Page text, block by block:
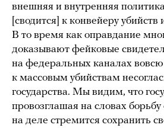
внешняя и внутренняя политика
[сводится] к конвейеру убийств
В то время как оправдание
доказывают фейковые
на федеральных каналах
к массовым убийствам
государства. Мы видим, что
провозглашая на словах
на деле стремится сохранить